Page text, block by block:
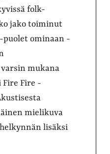
folk-
jako toiminut
ominaan -
mukana
Fire -
mielikuva
lisäksi